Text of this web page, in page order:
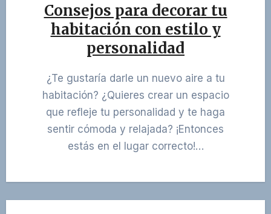
Consejos para decorar tu
habitación con estilo y
personalidad
¿Te gustaría darle un nuevo aire a tu
habitación? ¿Quieres crear un espacio
que refleje tu personalidad y te haga
sentir cómoda y relajada? ¡Entonces
estás en el lugar correcto!…